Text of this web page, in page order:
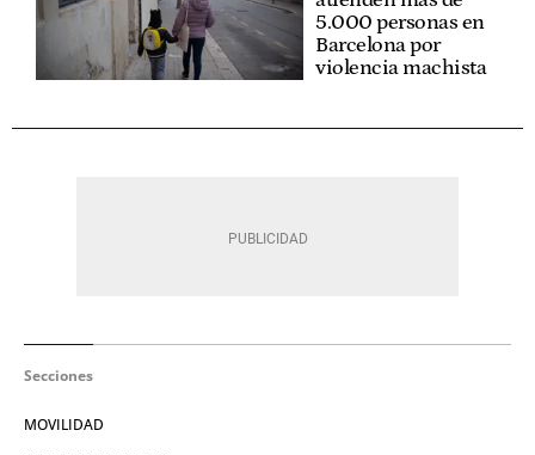
5.000 personas en
Barcelona por
violencia machista
Secciones
MOVILIDAD